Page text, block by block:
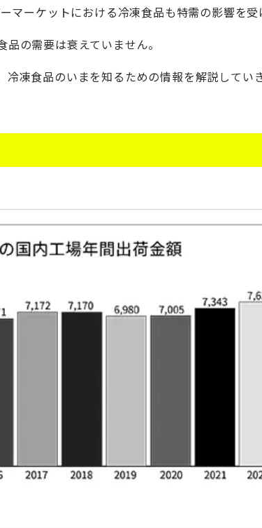
ーケットにおける冷凍食品も特需の影響を受
の需要は衰えていません。
凍食品のいまを知るための情報を解説していき